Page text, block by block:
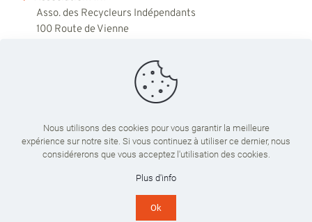
Asso. des Recycleurs Indépendants
100 Route de Vienne
Du lundi au vendredi
09:00 - 18:00
Nous utilisons des cookies pour vous garantir la meilleure
expérience sur notre site. Si vous continuez à utiliser ce dernier, nous
considérerons que vous acceptez l'utilisation des cookies.
Plus d'info
Ok